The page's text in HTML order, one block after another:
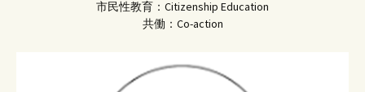
市民性教育：Citizenship Education
共働：Co-action